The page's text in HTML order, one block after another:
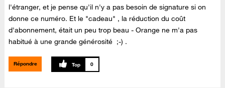
l'étranger, et je pense qu'il n'y a pas besoin de signature si on
donne ce numéro. Et le "cadeau" , la réduction du coût
d'abonnement, était un peu trop beau - Orange ne m'a pas
habitué à une grande générosité ;-) .
Répondre 0